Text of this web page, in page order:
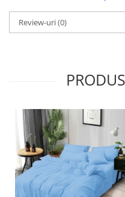
Review-uri(0)